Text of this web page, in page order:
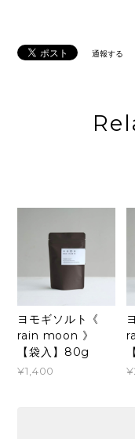
通報する
ヨモギソルト《
rain moon 》
【袋入】80g
¥1,400